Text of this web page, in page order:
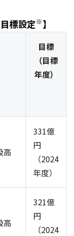
標設定※】
目標
（目標
年度）
高
331億
円
（2024
年度）
高
321億
円
（2024